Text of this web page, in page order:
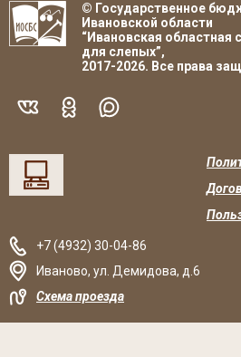
© Государственное
Ивановской области
“Ивановская областная
для слепых”,
2017-2026. Все права
+7 (4932) 30-04-86
Иваново, ул. Демидова, д.6
Схема проезда